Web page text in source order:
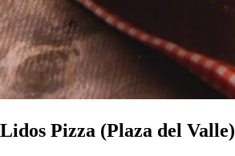
Lidos Pizza (Plaza del Valle)